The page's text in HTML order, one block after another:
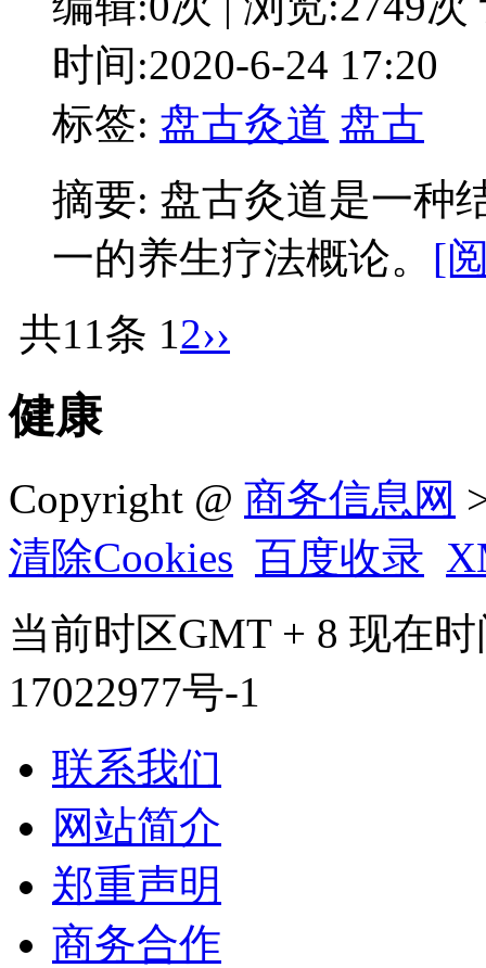
时间:2020-6-24 17:20
标签: 盘古灸道 盘古
摘要: 盘古灸道是一种
一的养生疗法概论。 [
共11条 12››
健康
Copyright @ 商务信息网
清除Cookies 百度收录
当前时区GMT + 8 现在
17022977号-1
联系我们
网站简介
郑重声明
商务合作